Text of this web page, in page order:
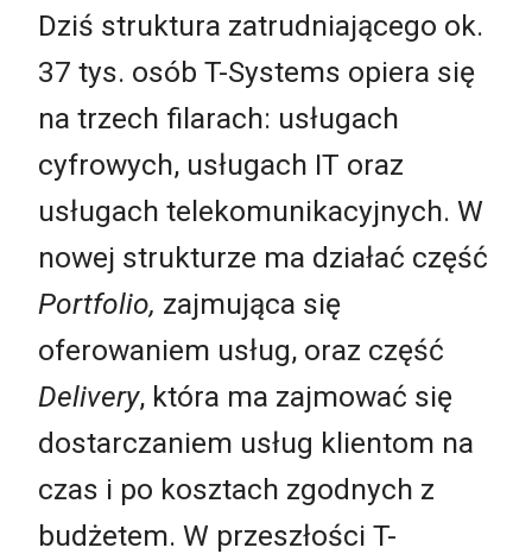
Dziś struktura zatrudniającego ok.
37 tys. osób T-Systems opiera się
na trzech filarach: usługach
cyfrowych, usługach IT oraz
usługach telekomunikacyjnych. W
nowej strukturze ma działać część
Portfolio, zajmująca się
oferowaniem usług, oraz część
Delivery, która ma zajmować się
dostarczaniem usług klientom na
czas i po kosztach zgodnych z
budżetem. W przeszłości T-